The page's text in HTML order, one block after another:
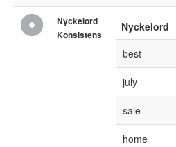
Nyckelord
Konsistens
Nyckelord
best
july
sale
home